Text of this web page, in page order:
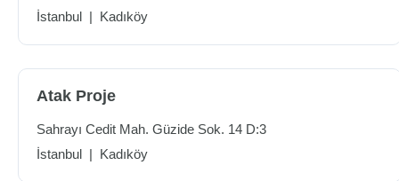
İstanbul | Kadıköy
Atak Proje
Sahrayı Cedit Mah. Güzide Sok. 14 D:3
İstanbul | Kadıköy